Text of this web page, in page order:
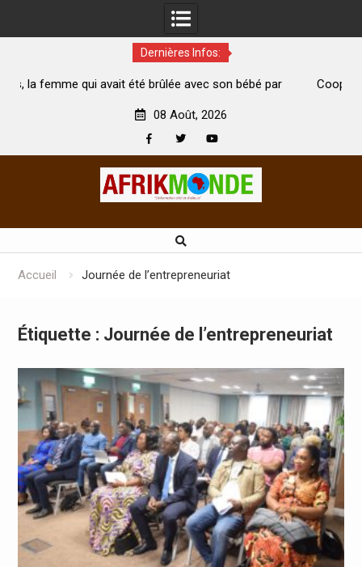
Dernières Infos:
été brûlée avec son bébé par
Coopération: Le ministre
08 Août, 2026
Accueil Journée de l’entrepreneuriat
Étiquette : Journée de l’entrepreneuriat